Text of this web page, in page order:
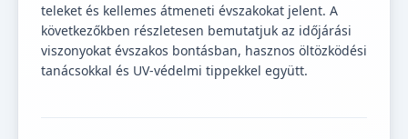
teleket és kellemes átmeneti évszakokat jelent. A
következőkben részletesen bemutatjuk az időjárási
viszonyokat évszakos bontásban, hasznos öltözködési
tanácsokkal és UV-védelmi tippekkel együtt.